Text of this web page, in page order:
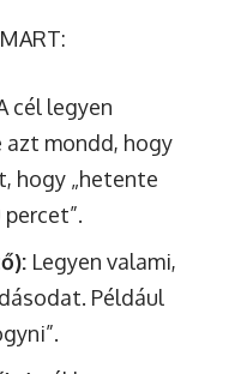
cél legyen
azt mondd, hogy
hogy „hetente
Legyen valami,
Például